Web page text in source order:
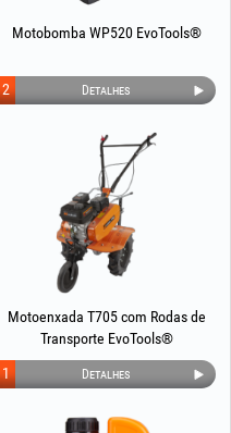
Motobomba WP520 EvoTools®
Detalhes
2
Motoenxada T705 com Rodas de
Transporte EvoTools®
Detalhes
1